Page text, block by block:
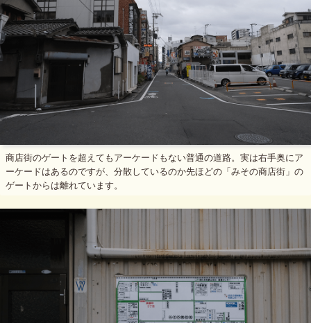
商店街のゲートを超えてもアーケードもない普通の道路。実は右手奥にア
ーケードはあるのですが、分散しているのか先ほどの「みその商店街」の
ゲートからは離れています。